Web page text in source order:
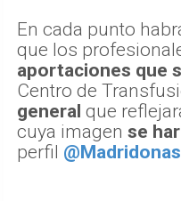
En cada punto
que los
aportaciones que
Centro de
general que
cuya imagen se
perfil